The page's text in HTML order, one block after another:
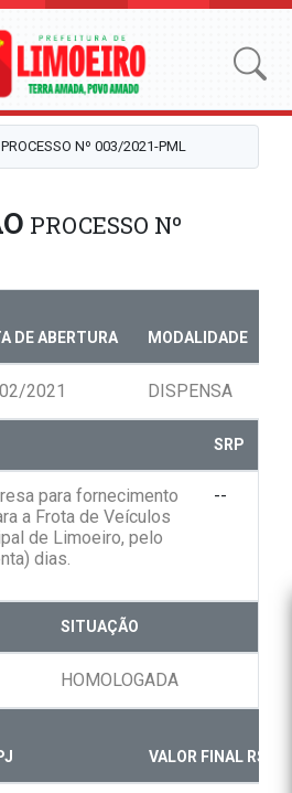
PROCESSO Nº 003/2021-PML
PROCESSO Nº
DE ABERTURA MODALIDADE
2021 DISPENSA
SRP
para fornecimento
a Frota de Veículos
de Limoeiro, pelo
dias.
--
SITUAÇÃO
HOMOLOGADA
VALOR FINAL R$